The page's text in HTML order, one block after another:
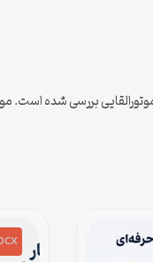
بررسی شده است.